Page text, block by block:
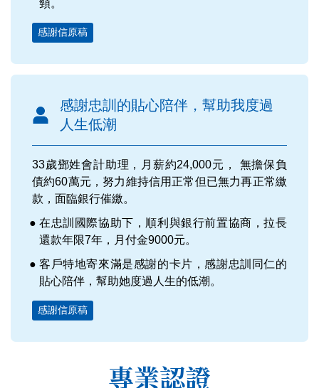
頸。
感謝信原稿
感謝忠訓的貼心陪伴，幫助我度過
人生低潮
33歲鄧姓會計助理，月薪約24,000元， 無擔保負
債約60萬元，努力維持信用正常但已無力再正常繳
款，面臨銀行催繳。
在忠訓國際協助下，順利與銀行前置協商，拉長
還款年限7年，月付金9000元。
客戶特地寄來滿是感謝的卡片，感謝忠訓同仁的
貼心陪伴，幫助她度過人生的低潮。
感謝信原稿
專業認證